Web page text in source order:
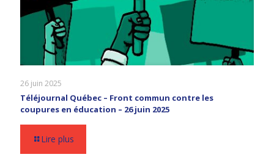
26 juin 2025
Téléjournal Québec – Front commun contre les
coupures en éducation – 26 juin 2025
Lire plus